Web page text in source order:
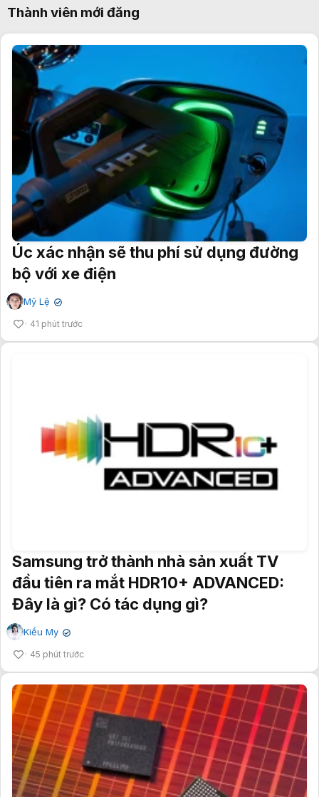
Thành viên mới đăng
Úc xác nhận sẽ thu phí sử dụng đường
bộ với xe điện
Mỹ Lệ ✔
41 phút trước
Samsung trở thành nhà sản xuất TV
đầu tiên ra mắt HDR10+ ADVANCED:
Đây là gì? Có tác dụng gì?
Kiều My ✔
45 phút trước